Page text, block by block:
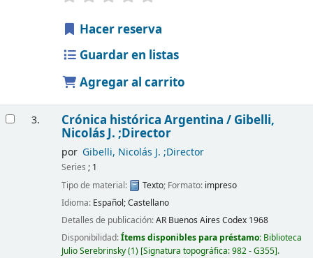
Hacer reserva
Guardar en listas
Agregar al carrito
3. Crónica histórica Argentina / Gibelli,
Nicolás J. ;Director
por Gibelli, Nicolás J. ;Director
Series ; 1
Tipo de material:
Texto; Formato: impreso
Idioma: Español; Castellano
Detalles de publicación:AR Buenos Aires Codex 1968
Disponibilidad:Ítems disponibles para préstamo: Biblioteca
Julio Serebrinsky(1) Signatura topográfica:982 - G355 .